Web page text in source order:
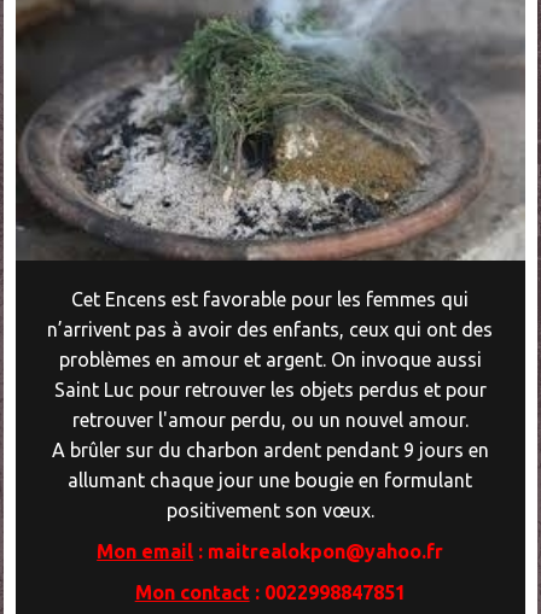
Cet Encens est favorable pour les femmes qui
n’arrivent pas à avoir des enfants, ceux qui ont des
problèmes en amour et argent. On invoque aussi
Saint Luc pour retrouver les objets perdus et pour
retrouver l'amour perdu, ou un nouvel amour.
A brûler sur du charbon ardent pendant 9 jours en
allumant chaque jour une bougie en formulant
positivement son vœux.
Mon email : maitrealokpon@yahoo.fr
Mon contact: 0022998847851